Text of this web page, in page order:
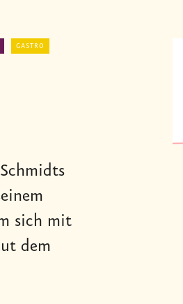
GASTRO
sich mit
dem